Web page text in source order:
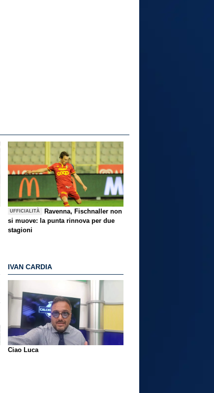
UFFICIALITÀ
Ravenna, Fischnaller non
si muove: la punta rinnova per due
stagioni
IVAN CARDIA
Ciao Luca